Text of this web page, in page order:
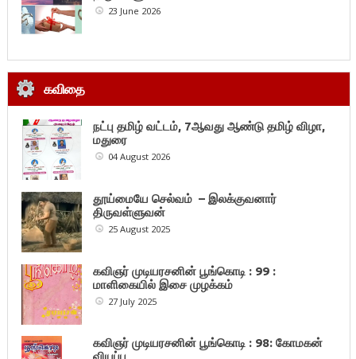
23 June 2026
கவிதை
நட்பு தமிழ் வட்டம், 7ஆவது ஆண்டு தமிழ் விழா,
மதுரை
04 August 2026
தூய்மையே செல்வம் – இலக்குவனார்
திருவள்ளுவன்
25 August 2025
கவிஞர் முடியரசனின் பூங்கொடி : 99 :
மாளிகையில் இசை முழக்கம்
27 July 2025
கவிஞர் முடியரசனின் பூங்கொடி : 98: கோமகன்